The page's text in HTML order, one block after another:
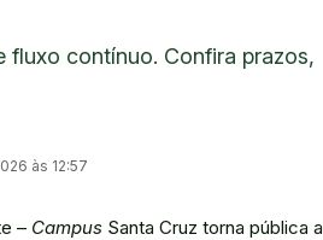
fluxo contínuo. Confira prazos,
às 12:57
– Campus Santa Cruz torna pública a